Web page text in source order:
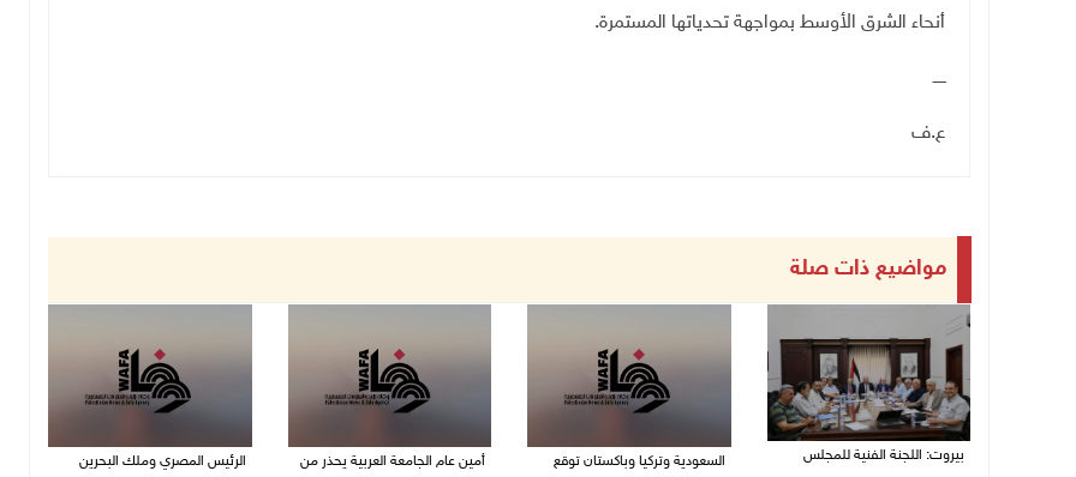
أنحاء الشرق الأوسط بمواجهة تحدياتها المستمرة.
ـــــ
ع.ف
مواضيع ذات صلة
بيروت: اللجنة الفنية للمجلس
السعودية وتركيا وباكستان توقع أمين عام الجامعة العربية يحذر من الرئيس المصري وملك البحرين